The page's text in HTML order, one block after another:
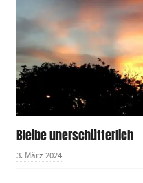
Bleibe unerschütterlich
3. März 2024